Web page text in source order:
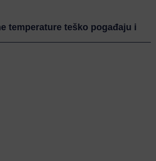
temperature teško pogađaju i